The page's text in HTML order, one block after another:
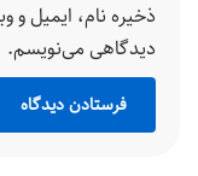
ذخیره نام، ایمیل و
دیدگاهی می‌نویسم.